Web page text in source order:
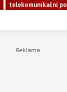
telekomunikační